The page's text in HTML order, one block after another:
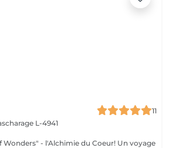
11
L-4941
- l'Alchimie du Coeur! Un voyage